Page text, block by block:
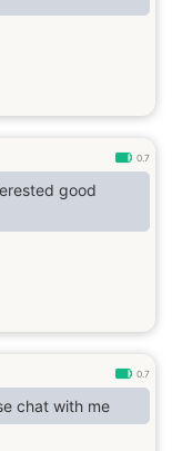
0.7
good
0.7
chat with me